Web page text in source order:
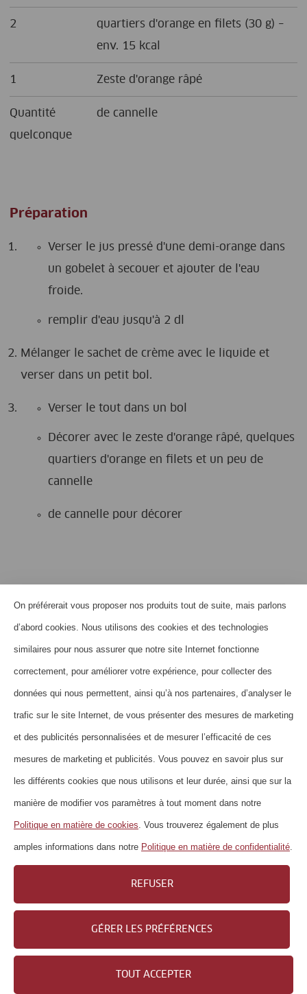
2
quartiers d'orange en filets (30 g) –
env. 15 kcal
1 Zeste d'orange râpé
Quantité
quelconque
de cannelle
Préparation
Verser le jus pressé d'une demi-orange dans
un gobelet à secouer et ajouter de l'eau
froide.
remplir d'eau jusqu'à 2 dl
Mélanger le sachet de crème avec le liquide et
verser dans un petit bol.
Verser le tout dans un bol
Décorer avec le zeste d'orange râpé, quelques
quartiers d'orange en filets et un peu de
cannelle
de cannelle pour décorer
HOME
QUI SOMMES-NOUS?
CONTACT
FOIRE AUX QUESTIONS
NEWSLETTER
MENTIONS LÉGALES
DÉCLARATION DE PROTECTION DES
CARRIÈRE
On préférerait vous proposer nos produits tout de suite, mais parlons
d’abord cookies. Nous utilisons des cookies et des technologies
similaires pour nous assurer que notre site Internet fonctionne
correctement, pour améliorer votre expérience, pour collecter des
données qui nous permettent, ainsi qu’à nos partenaires, d’analyser le
trafic sur le site Internet, de vous présenter des mesures de marketing
et des publicités personnalisées et de mesurer l’efficacité de ces
mesures de marketing et publicités. Vous pouvez en savoir plus sur
les différents cookies que nous utilisons et leur durée, ainsi que sur la
manière de modifier vos paramètres à tout moment dans notre
Politique en matière de cookies. Vous trouverez également de plus
amples informations dans notre Politique en matière de confidentialité.
REFUSER
GÉRER LES PRÉFÉRENCES
TOUT ACCEPTER